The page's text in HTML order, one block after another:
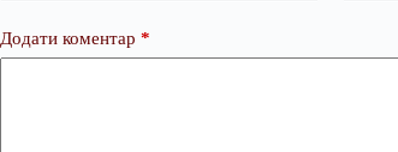
Додати коментар *